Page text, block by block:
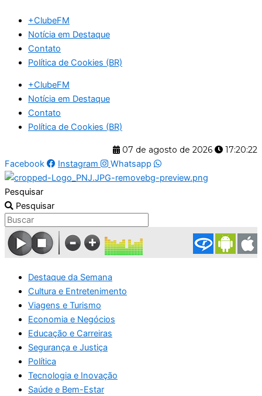
para
conteúdo
+ClubeFM
Notícia em Destaque
Contato
Política de Cookies (BR)
+ClubeFM
Notícia em Destaque
Contato
Política de Cookies (BR)
07 de agosto de 2026
17:20:22
Facebook
Instagram Whatsapp
Pesquisar
Pesquisar
Destaque da Semana
Cultura e Entretenimento
Viagens e Turismo
Economia e Negócios
Educação e Carreiras
Segurança e Justiça
Política
Tecnologia e Inovação
Saúde e Bem-Estar